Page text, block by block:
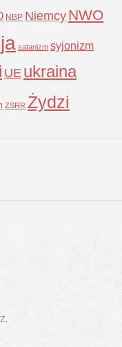
NBP NiemcyNWO
satanizm syjonizm
UE ukraina
ZSRR Żydzi